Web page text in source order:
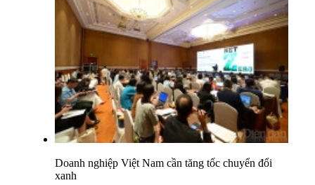
Doanh nghiệp Việt Nam cần tăng tốc chuyển đổi
xanh